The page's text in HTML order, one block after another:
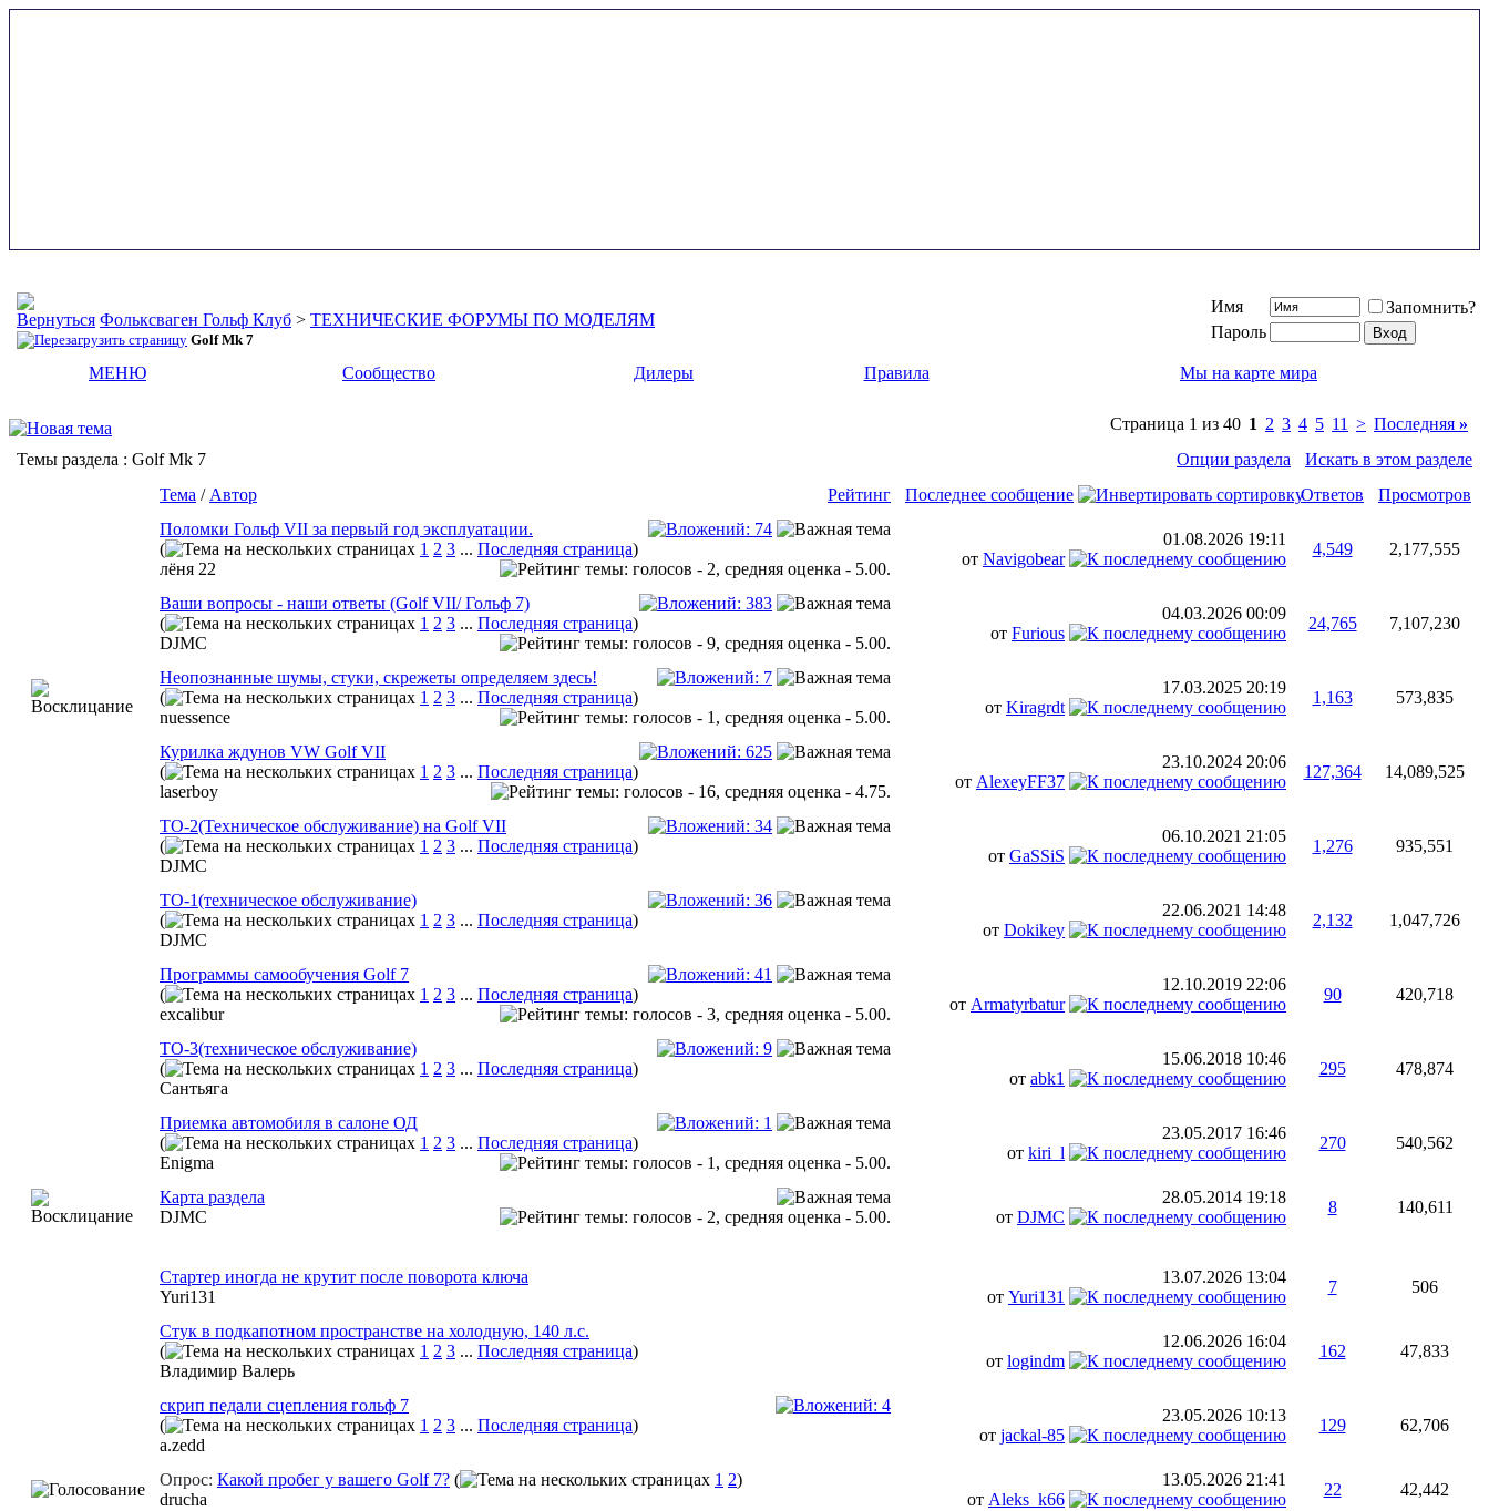
Фольксваген Гольф Клуб > ТЕХНИЧЕСКИЕ ФОРУМЫ ПО МОДЕЛЯМ
Golf Mk 7
Имя
Запомнить?
Пароль
МЕНЮ Сообщество Дилеры Правила Мы на карте мира
Страница 1 из 40 1 2 3 4 5 11 > Последняя »
Темы раздела : Golf Mk 7 Опции раздела
Искать в этом разделе
Рейтинг
Тема / Автор Последнее сообщение Ответов
Просмотров
Поломки Гольф VII за первый год эксплуатации.
(
1 2 3 ... Последняя страница)
лёня 22
01.08.2026 19:11
от Navigobear
4,549 2,177,555
Ваши вопросы - наши ответы (Golf VII/ Гольф 7)
(
1 2 3 ... Последняя страница)
DJMC
04.03.2026 00:09
от Furious
24,765 7,107,230
Неопознанные шумы, стуки, скрежеты определяем здесь!
(
1 2 3 ... Последняя страница)
nuessence
17.03.2025 20:19
от Kiragrdt
1,163 573,835
Курилка ждунов VW Golf VII
(
1 2 3 ... Последняя страница)
laserboy
23.10.2024 20:06
от AlexeyFF37
127,364 14,089,525
ТО-2(Техническое обслуживание) на Golf VII
(
1 2 3 ... Последняя страница)
DJMC
06.10.2021 21:05
от GaSSiS
1,276 935,551
ТО-1(техническое обслуживание)
(
1 2 3 ... Последняя страница)
DJMC
22.06.2021 14:48
от Dokikey
2,132 1,047,726
Программы самообучения Golf 7
(
1 2 3 ... Последняя страница)
excalibur
12.10.2019 22:06
от Armatyrbatur
90 420,718
ТО-3(техническое обслуживание)
(
1 2 3 ... Последняя страница)
Сантьяга
15.06.2018 10:46
от abk1
295 478,874
Приемка автомобиля в салоне ОД
(
1 2 3 ... Последняя страница)
Enigma
23.05.2017 16:46
от kiri_l
270 540,562
Карта раздела
DJMC
28.05.2014 19:18
от DJMC
8 140,611
Стартер иногда не крутит после поворота ключа
Yuri131
13.07.2026 13:04
от Yuri131
7 506
Стук в подкапотном пространстве на холодную, 140 л.с.
(
1 2 3 ... Последняя страница)
Владимир Валерь
12.06.2026 16:04
от logindm
162 47,833
скрип педали сцепления гольф 7
(
1 2 3 ... Последняя страница)
a.zedd
23.05.2026 10:13
от jackal-85
129 62,706
Опрос: Какой пробег у вашего Golf 7? ( 1 2)
drucha
13.05.2026 21:41
от Aleks_k66
22 42,442